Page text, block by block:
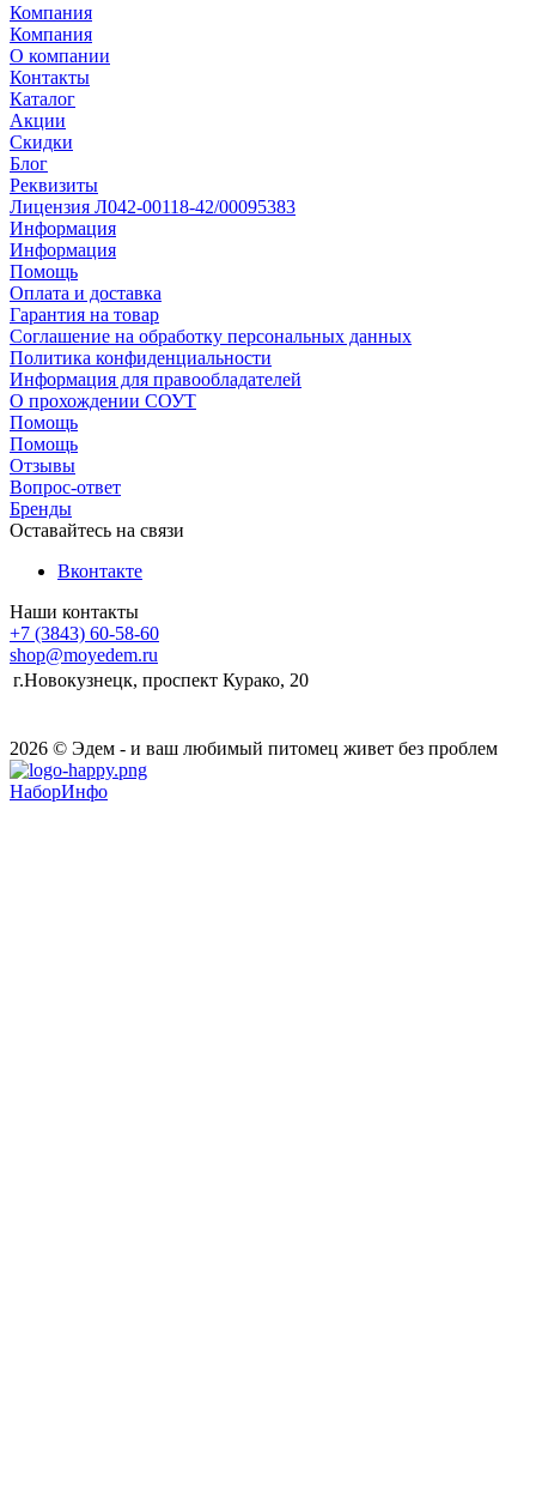
Компания
Компания
О компании
Контакты
Каталог
Акции
Скидки
Блог
Реквизиты
Лицензия Л042-00118-42/00095383
Информация
Информация
Помощь
Оплата и доставка
Гарантия на товар
Соглашение на обработку персональных данных
Политика конфиденциальности
Информация для правообладателей
О прохождении СОУТ
Помощь
Помощь
Отзывы
Вопрос-ответ
Бренды
Оставайтесь на связи
Вконтакте
Наши контакты
+7 (3843) 60-58-60
shop@moyedem.ru
г.Новокузнецк, проспект Курако, 20
2026 © Эдем - и ваш любимый питомец живет без проблем
НаборИнфо